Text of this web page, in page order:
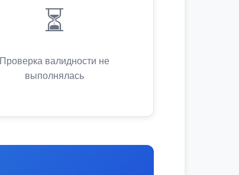
⏳
Проверка валидности не
выполнялась